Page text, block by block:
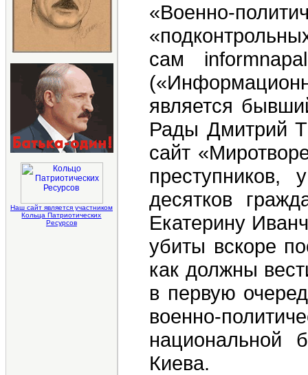
Наш сайт является участником
Кольца Патриотических
Ресурсов
«Военно-
сам
является
Рады Дмитрий
сайт
преступников,
десятков
Екатерину
убиты вскоре
как должны
в первую
военно-
национальной
Киева.